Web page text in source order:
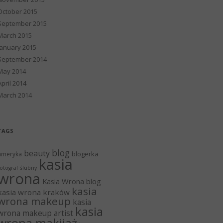
2015
2015
2015
2015
2014
2014
2014
2014
beauty blog blogerka
ślubny kasia
Kasia Wrona blog
wrona kraków kasia
makeup kasia
makeup artist kasia